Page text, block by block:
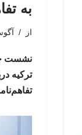
به
از آگوست
نشست
ترکیه